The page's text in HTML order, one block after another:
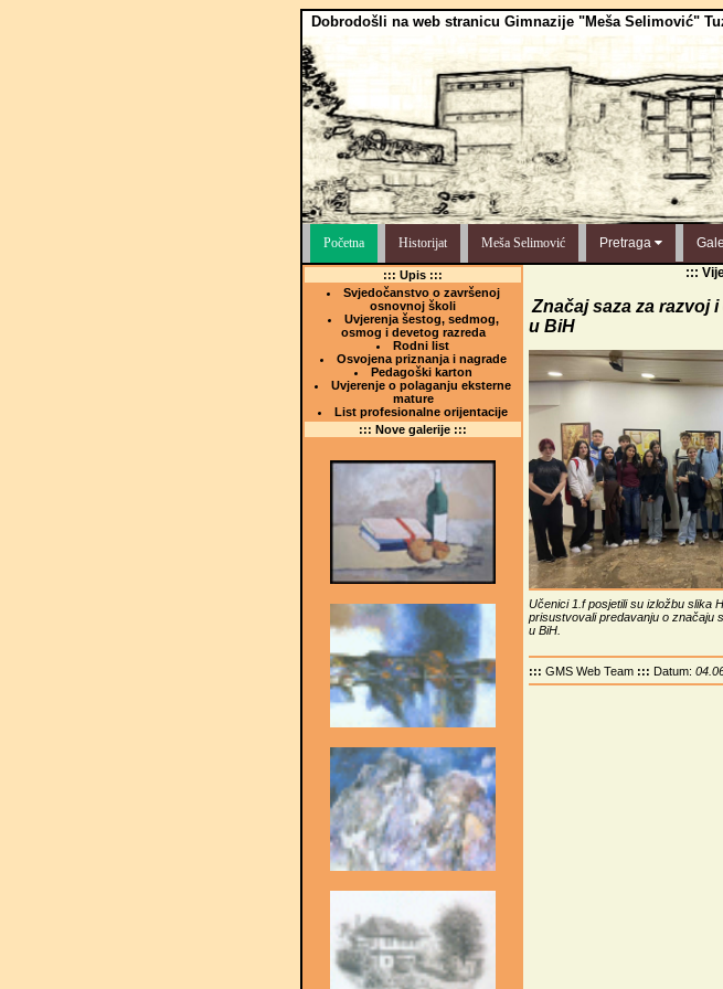
Dobrodošli na web stranicu Gimnazije "Meša Selimović"
Početna Historijat Meša Selimović Pretraga
::: Upis :::
Svjedočanstvo o završenoj
osnovnoj školi
Uvjerenja šestog, sedmog,
osmog i devetog razreda
Rodni list
Osvojena priznanja i nagrade
Pedagoški karton
Uvjerenje o polaganju eksterne
mature
List profesionalne orijentacije
::: Nove galerije :::
:::
Značaj saza za razvoj
u BiH
Učenici 1.f posjetili su izložbu slika
prisustvovali predavanju o značaju
u BiH.
::: GMS Web Team::: Datum: